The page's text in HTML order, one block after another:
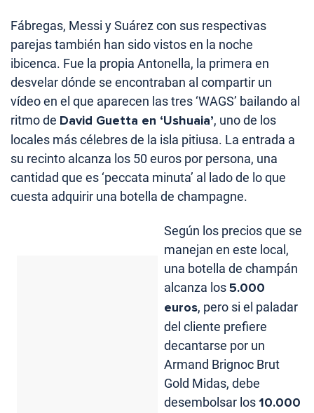
Fábregas, Messi y Suárez con sus respectivas
parejas también han sido vistos en la noche
ibicenca. Fue la propia Antonella, la primera en
desvelar dónde se encontraban al compartir un
vídeo en el que aparecen las tres ‘WAGS’ bailando al
ritmo de David Guetta en ‘Ushuaia’, uno de los
locales más célebres de la isla pitiusa. La entrada a
su recinto alcanza los 50 euros por persona, una
cantidad que es ‘peccata minuta’ al lado de lo que
cuesta adquirir una botella de champagne.
Según los precios que se
manejan en este local,
una botella de champán
alcanza los5.000
euros, pero si el paladar
del cliente prefiere
decantarse por un
Armand Brignoc Brut
Gold Midas, debe
desembolsar los10.000